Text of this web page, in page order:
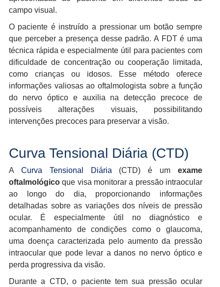
campo visual.
O paciente é instruído a pressionar um botão sempre
que perceber a presença desse padrão. A FDT é uma
técnica rápida e especialmente útil para pacientes com
dificuldade de concentração ou cooperação limitada,
como crianças ou idosos. Esse método oferece
informações valiosas ao oftalmologista sobre a função
do nervo óptico e auxilia na detecção precoce de
possíveis alterações visuais, possibilitando
intervenções precoces para preservar a visão.
Curva Tensional Diária (CTD)
A Curva Tensional Diária (CTD) é umexame
oftalmológicoque visa monitorar a pressão intraocular
ao longo do dia, proporcionando informações
detalhadas sobre as variações dos níveis de pressão
ocular. É especialmente útil no diagnóstico e
acompanhamento de condições como o glaucoma,
uma doença caracterizada pelo aumento da pressão
intraocular que pode levar a danos no nervo óptico e
perda progressiva da visão.
Durante a CTD, o paciente tem sua pressão ocular